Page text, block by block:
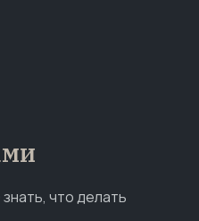
что делать